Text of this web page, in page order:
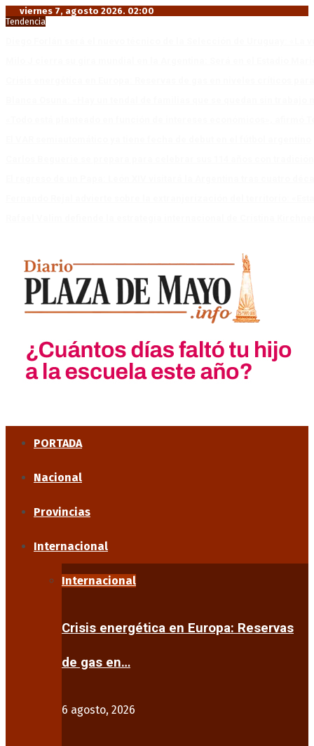
viernes 7, agosto 2026. 02:00
Tendencia
PORTADA
Nacional
Provincias
Internacional
Internacional
Crisis energética en Europa: Reservas
de gas en…
6 agosto, 2026